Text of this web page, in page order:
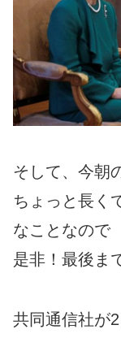
そして、今朝
ちょっと長く
なことなので
是非！最後ま
共同通信社が